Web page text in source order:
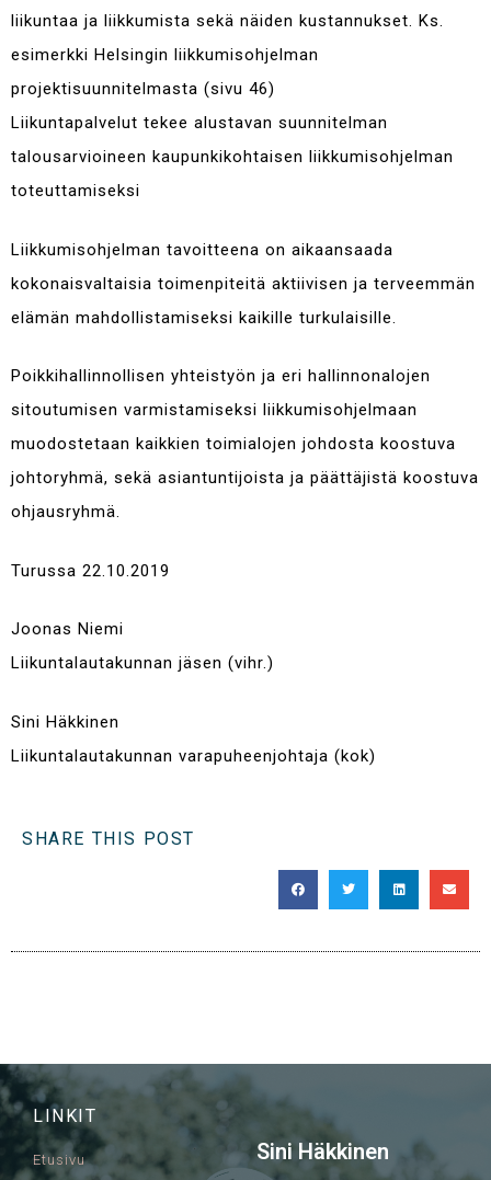
liikuntaa ja liikkumista sekä näiden kustannukset. Ks.
esimerkki Helsingin liikkumisohjelman
projektisuunnitelmasta (sivu 46)
Liikuntapalvelut tekee alustavan suunnitelman
talousarvioineen kaupunkikohtaisen liikkumisohjelman
toteuttamiseksi
Liikkumisohjelman tavoitteena on aikaansaada
kokonaisvaltaisia toimenpiteitä aktiivisen ja terveemmän
elämän mahdollistamiseksi kaikille turkulaisille.
Poikkihallinnollisen yhteistyön ja eri hallinnonalojen
sitoutumisen varmistamiseksi liikkumisohjelmaan
muodostetaan kaikkien toimialojen johdosta koostuva
johtoryhmä, sekä asiantuntijoista ja päättäjistä koostuva
ohjausryhmä.
Turussa 22.10.2019
Joonas Niemi
Liikuntalautakunnan jäsen (vihr.)
Sini Häkkinen
Liikuntalautakunnan varapuheenjohtaja (kok)
SHARE THIS POST
LINKIT
Etusivu Sini Häkkinen